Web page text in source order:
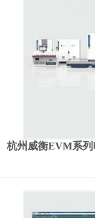
杭州威衡EVM系